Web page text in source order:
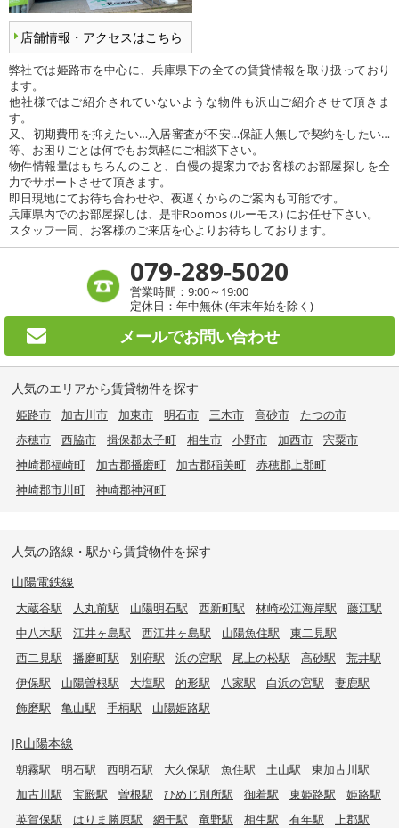
店舗情報・アクセスはこちら
弊社では姫路市を中心に、兵庫県下の全ての賃貸情報を取り扱っており
ます。
他社様ではご紹介されていないような物件も沢山ご紹介させて頂きま
す。
又、初期費用を抑えたい…入居審査が不安…保証人無しで契約をしたい…
等、お困りごとは何でもお気軽にご相談下さい。
物件情報量はもちろんのこと、自慢の提案力でお客様のお部屋探しを全
力でサポートさせて頂きます。
即日現地にてお待ち合わせや、夜遅くからのご案内も可能です。
兵庫県内でのお部屋探しは、是非Roomos (ルーモス) にお任せ下さい。
スタッフ一同、お客様のご来店を心よりお待ちしております。
079-289-5020
営業時間：9:00～19:00
定休日：年中無休 (年末年始を除く)
メールでお問い合わせ
人気のエリアから賃貸物件を探す
姫路市 加古川市 加東市 明石市 三木市 高砂市
たつの市
赤穂市
西脇市 揖保郡太子町 相生市 小野市 加西市
宍粟市
神崎郡福崎町
加古郡播磨町 加古郡稲美町
赤穂郡上郡町
神崎郡市川町
神崎郡神河町
人気の路線・駅から賃貸物件を探す
山陽電鉄線
大蔵谷駅 人丸前駅 山陽明石駅 西新町駅 林崎松江海岸駅
藤江駅
中八木駅
江井ヶ島駅 西江井ヶ島駅 山陽魚住駅
東二見駅
西二見駅
播磨町駅 別府駅 浜の宮駅 尾上の松駅 高砂駅
荒井駅
伊保駅
山陽曽根駅 大塩駅 的形駅 八家駅 白浜の宮駅
妻鹿駅
飾磨駅
亀山駅 手柄駅 山陽姫路駅
JR山陽本線
朝霧駅 明石駅 西明石駅 大久保駅 魚住駅 土山駅
東加古川駅
加古川駅
宝殿駅 曽根駅 ひめじ別所駅 御着駅 東姫路駅
姫路駅
英賀保駅
はりま勝原駅 網干駅 竜野駅 相生駅 有年駅 上郡駅